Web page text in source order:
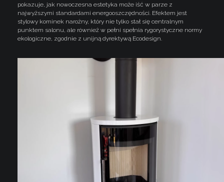
pokazuje, jak nowoczesna estetyka może iść w parze z
najwyższymi standardami energooszczędności. Efektem jest
stylowy kominek narożny, który nie tylko stał się centralnym
punktem salonu, ale również w pełni spełnia rygorystyczne normy
ekologiczne, zgodnie z unijną dyrektywą Ecodesign.